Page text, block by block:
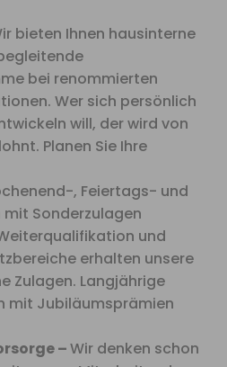
bieten Ihnen hausinterne
bei renommierten
Wer sich persönlich
will, der wird von
Planen Sie Ihre
, Feiertags- und
Sonderzulagen
und
erhalten unsere
Zulagen. Langjährige
mit Jubiläumsprämien
–Wir denken schon